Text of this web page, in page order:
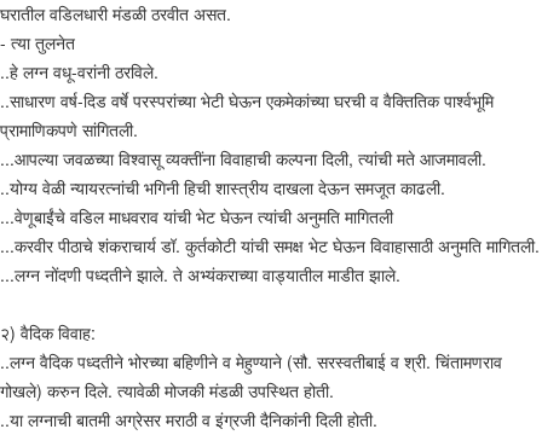
घरातील वडिलधारी मंडळी ठरवीत असत.
- त्या तुलनेत
..हे लग्न वधू-वरांनी ठरविले.
..साधारण वर्ष-दिड वर्षे परस्परांच्या भेटी घेऊन एकमेकांच्या घरची व वैक्तितिक पार्श्वभूमि
प्रामाणिकपणे सांगितली.
...आपल्या जवळच्या विश्वासू व्यक्तींना विवाहाची कल्पना दिली, त्यांची मते आजमावली.
..योग्य वेळी न्यायरत्नांची भगिनी हिची शास्त्रीय दाखला देऊन समजूत काढली.
...वेणूबाईंचे वडिल माधवराव यांची भेट घेऊन त्यांची अनुमति मागितली
...करवीर पीठाचे शंकराचार्य डॉ. कुर्तकोटी यांची समक्ष भेट घेऊन विवाहासाठी अनुमति मागितली.
...लग्न नोंदणी पध्दतीने झाले. ते अभ्यंकराच्या वाड्यातील माडीत झाले.
२) वैदिक विवाह:
..लग्न वैदिक पध्दतीने भोरच्या बहिणीने व मेहुण्याने (सौ. सरस्वतीबाई व श्री. चिंतामणराव
गोखले) करुन दिले. त्यावेळी मोजकी मंडळी उपस्थित होती.
..या लग्नाची बातमी अग्रेसर मराठी व इंग्रजी दैनिकांनी दिली होती.